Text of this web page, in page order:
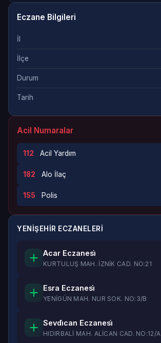
Eczane Bilgileri
İl
İlçe
Durum
Tarih
Acil Numaralar
112 Acil Yardım
182 Alo İlaç
155 Polis
YENİŞEHİR ECZANELERI
Acar Eczanesi̇
KURTULUŞ MAH. İZNİK CAD. NO:21
Esra Eczanesi̇
YENİGÜN MAH. NUR SOK. NO:3/B
Sevdi̇can Eczanesi̇
HIDIRBALİ MAH. ALİCAN CAD. NO:12/A